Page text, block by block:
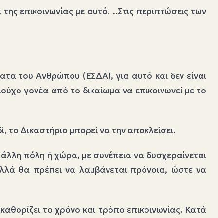
επικοινωνίας με αυτό. ..Στις περιπτώσεις των
του Ανθρώπου (ΕΣΔΑ), για αυτό και δεν είναι
γονέα από το δικαίωμα να επικοινωνεί με το
το Δικαστήριο μπορεί να την αποκλείσει.
άλλη πόλη ή χώρα, με συνέπεια να δυσχεραίνεται
θα πρέπει να λαμβάνεται πρόνοια, ώστε να
το χρόνο και τρόπο επικοινωνίας. Κατά